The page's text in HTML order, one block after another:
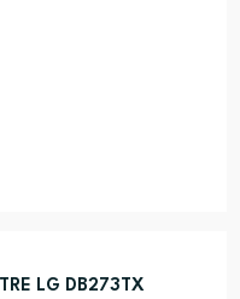
LG DB273TX